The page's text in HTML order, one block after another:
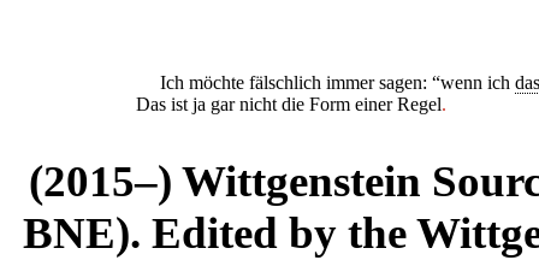
Ich möchte fälschlich immer sagen: “wenn ich das
Das ist ja gar nicht die Form einer Regel.
(2015–) Wittgenstein
BNE). Edited by the